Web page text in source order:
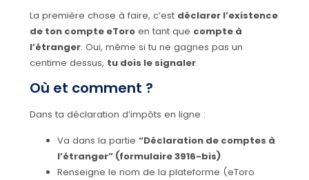
La première chose à faire, c’est déclarer l’existence
de ton compte eToroen tant que compte à
l’étranger. Oui, même si tu ne gagnes pas un
centime dessus, tu dois le signaler.
Où et comment ?
Dans ta déclaration d’impôts en ligne :
Va dans la partie “Déclaration de comptes à
l’étranger” (formulaire 3916-bis).
Renseigne le nom de la plateforme (eToro